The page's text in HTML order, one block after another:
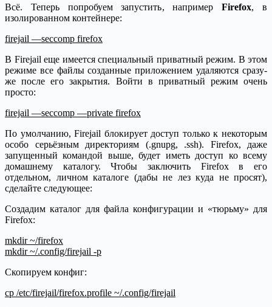
Всё. Теперь попробуем запустить, напримерFirefox, в
изолированном контейнере:
firejail —seccomp firefox
В Firejail еще имеется специальный приватный режим. В этом
режиме все файлы созданные приложением удаляются сразу-
же после его закрытия. Войти в приватный режим очень
просто:
firejail —seccomp —private firefox
По умолчанию, Firejail блокирует доступ только к некоторым
особо серьёзным директориям (.gnupg, .ssh). Firefox, даже
запущенный командой выше, будет иметь доступ ко всему
домашнему каталогу. Чтобы заключить Firefox в его
отдельном, личном каталоге (дабы не лез куда не просят),
сделайте следующее:
Создадим каталог для файла конфигурации и «тюрьму» для
Firefox:
mkdir ~/firefox
mkdir ~/.config/firejail -p
Скопируем конфиг:
cp /etc/firejail/firefox.profile ~/.config/firejail